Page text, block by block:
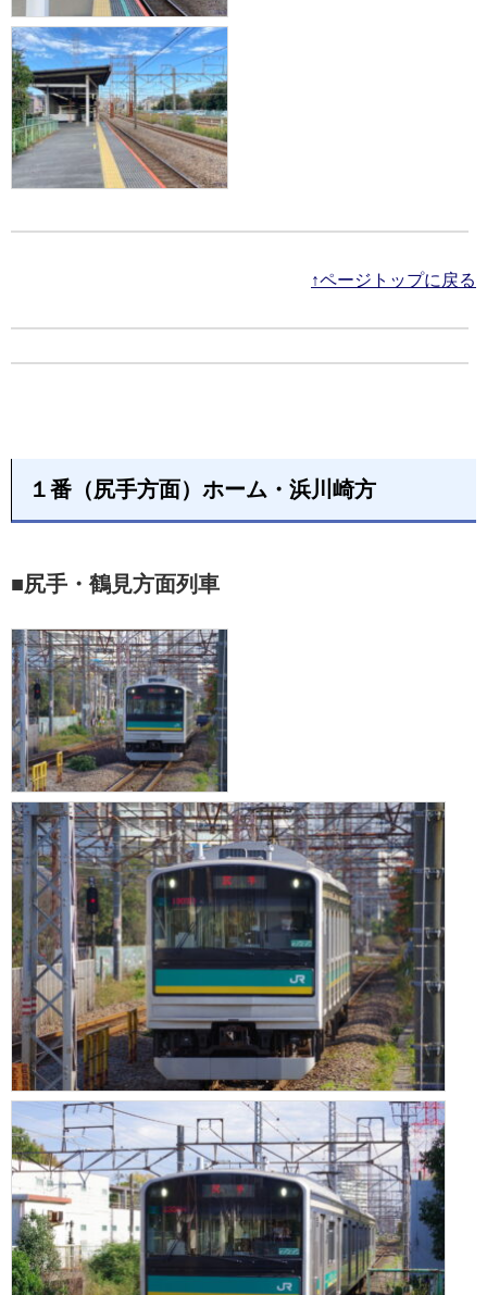
↑ページトップに戻る
１番（尻手方面）ホーム・浜川崎方
■尻手・鶴見方面列車